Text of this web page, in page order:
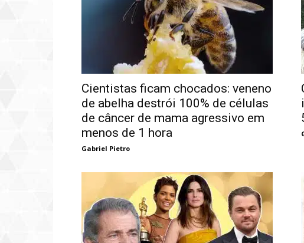
Cientistas ficam chocados: veneno
de abelha destrói 100% de células
de câncer de mama agressivo em
menos de 1 hora
Gabriel Pietro